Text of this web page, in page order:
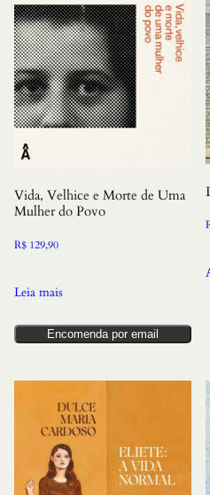
Vida, Velhice e Morte de Uma
Mulher do Povo
R$ 129,90
Leia mais
Encomenda por email